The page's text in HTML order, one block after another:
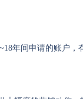
年间申请的账户